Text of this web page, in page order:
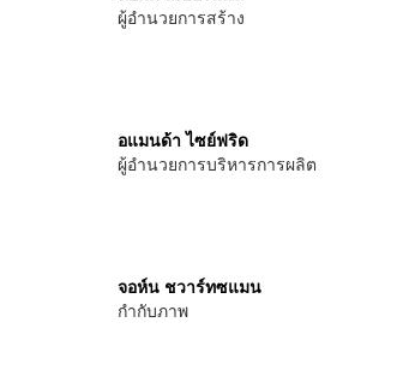
ผู้อำนวยการสร้าง
อแมนด้า ไซย์ฟริด
ผู้อำนวยการบริหารการผลิต
จอห์น ชวาร์ทซแมน
กำกับภาพ